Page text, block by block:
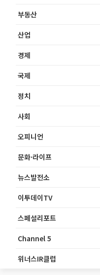
부동산
산업
경제
국제
정치
사회
오피니언
문화·라이프
뉴스발전소
이투데이TV
스페셜리포트
Channel 5
위너스IR클럽